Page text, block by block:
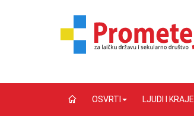
OSVRTI LJUDI I